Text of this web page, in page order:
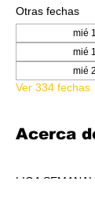
Otras fechas
mié
mié
mié
Ver 334 fechas
Acerca
LIGA SEMANAL